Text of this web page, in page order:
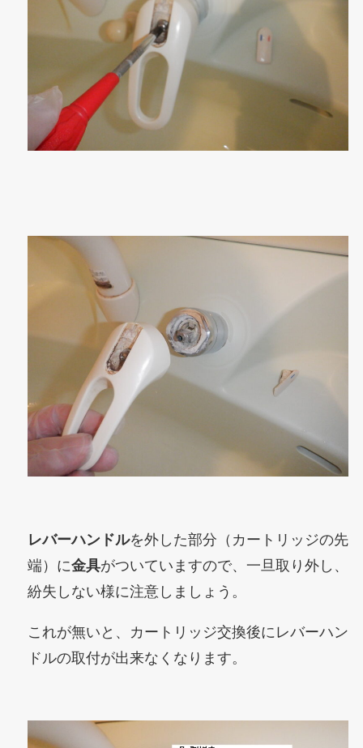
レバーハンドルを外した部分（カートリッジの先
端）に金具がついていますので、一旦取り外し、
紛失しない様に注意しましょう。
これが無いと、
カートリッジ交換後にレバーハン
ドルの取付が出来なくなります。